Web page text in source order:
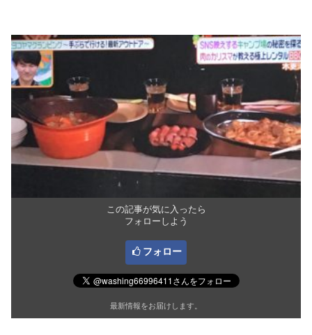
この記事が気に入ったら
フォローしよう
フォロー
最新情報をお届けします。